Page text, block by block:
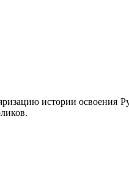
истории освоения